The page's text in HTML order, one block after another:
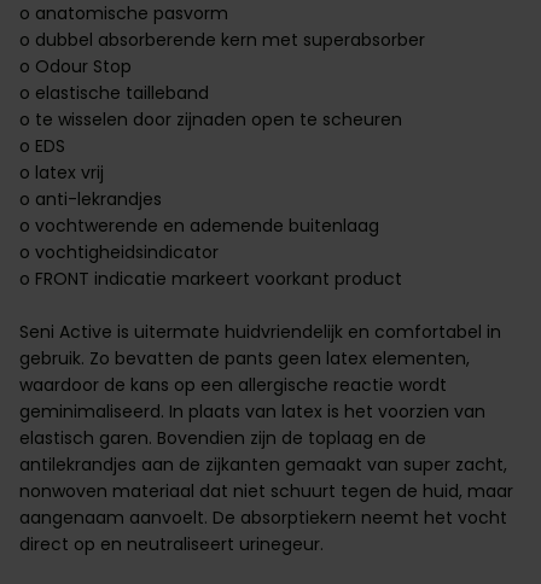
o anatomische pasvorm
o dubbel absorberende kern met superabsorber
o Odour Stop
o elastische tailleband
o te wisselen door zijnaden open te scheuren
o EDS
o latex vrij
o anti-lekrandjes
o vochtwerende en ademende buitenlaag
o vochtigheidsindicator
o FRONT indicatie markeert voorkant product
Seni Active is uitermate huidvriendelijk en comfortabel in
gebruik. Zo bevatten de pants geen latex elementen,
waardoor de kans op een allergische reactie wordt
geminimaliseerd. In plaats van latex is het voorzien van
elastisch garen. Bovendien zijn de toplaag en de
antilekrandjes aan de zijkanten gemaakt van super zacht,
nonwoven materiaal dat niet schuurt tegen de huid, maar
aangenaam aanvoelt. De absorptiekern neemt het vocht
direct op en neutraliseert urinegeur.